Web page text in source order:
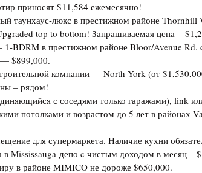
приносят $11,584 ежемесячно!
таунхаус-люкс в престижном районе Thornhill
top to bottom! Запрашиваемая цена –
1-BDRM в престижном районе Bloor/Avenue Rd.
— $899,000.
компании — North York (от
– рядом!
с соседями только гаражами), link
потолками и возрастом до 5 лет в районах
для супермаркета. Наличие кухни
в Mississauga-депо c чистым доходом в месяц –
в районе MIMICO не дороже $650,000.